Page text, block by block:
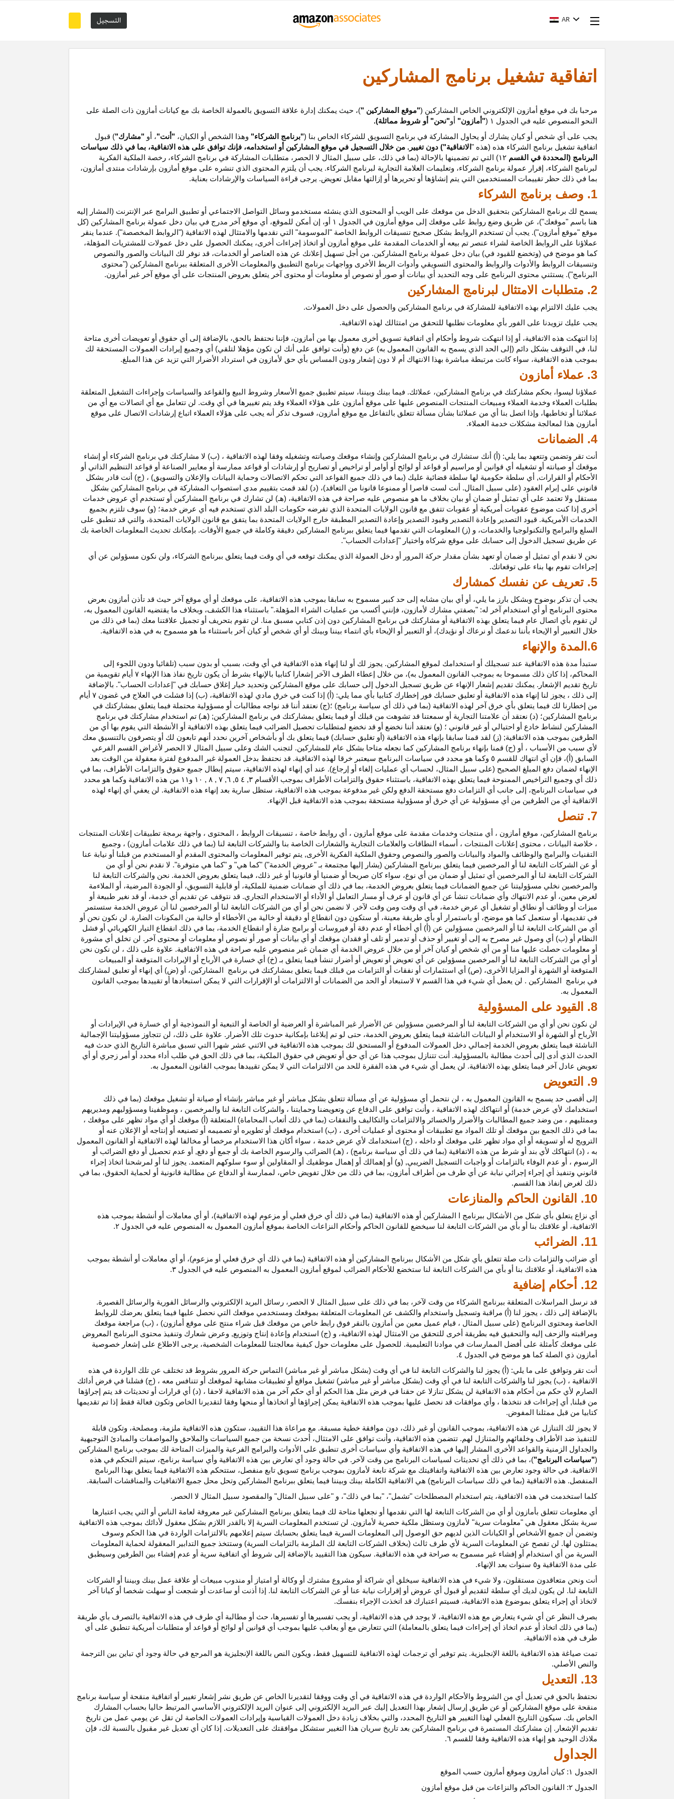
التسجيل AR
اتفاقية تشغيل برنامج المشاركين
مرحبا بك في موقع أمازون الإلكتروني الخاص المشاركين ("موقع المشاركين ")، حيث يمكنك إدارة علاقة التسويق بالعمولة الخاصة بك مع كيانات أمازون ذات الصلة على
النحو المنصوص عليه في الجدول ۱ ( "أمازون" أو"نحن" أو شروط مماثلة).
يجب على أي شخص أو كيان يشارك أو يحاول المشاركة في برنامج التسويق للشركاء الخاص بنا ("برنامج الشركاء" وهذا الشخص أو الكيان، "أنت"، أو "مشارك") قبول
اتفاقية تشغيل برنامج الشركاء هذه (هذه " الاتفاقية") دون تغيير. من خلال التسجيل في موقع المشاركين أو استخدامه، فإنك توافق على هذه الاتفاقية، بما في ذلك سياسات
البرنامج (المحددة في القسم ۱۲) التي تم تضمينها بالإحالة (بما في ذلك، على سبيل المثال لا الحصر، متطلبات المشاركة في برنامج الشركاء، رخصة الملكية الفكرية
لبرنامج الشركاء،
إقرار عمولة برنامج الشركاء، وتعليمات العلامة التجارية لبرنامج الشركاء. يجب أن يلتزم المحتوى الذي تنشره على موقع أمازون بإرشادات منتدى أمازون،
بما في ذلك حظر تقييمات المستخدمين التي يتم إنشاؤها أو تحريرها أو إزالتها مقابل تعويض. يرجى قراءة السياسات والإرشادات بعناية.
1. وصف برنامج الشركاء
يسمح لك برنامج المشاركين بتحقيق الدخل من موقعك على الويب أو المحتوى الذي ينشئه مستخدمو وسائل التواصل الاجتماعي أو تطبيق البرامج عبر الإنترنت (المشار إليه
هنا باسم "موقعك")، عن طريق وضع روابط على موقعك إلى موقع أمازون في الجدول ۱ أو، إن أمكن للموقع، أي موقع آخر مدرج في بيان دخل عمولة برنامج المشاركين (كل
موقع "موقع أمازون"). يجب أن تستخدم الروابط بشكل صحيح تنسيقات الروابط الخاصة "الموسومة" التي نقدمها والامتثال لهذه الاتفاقية ("الروابط المخصصة"). عندما ينقر
عملاؤنا على الروابط الخاصة لشراء عنصر تم بيعه أو الخدمات المقدمة على موقع أمازون أو اتخاذ إجراءات أخرى، يمكنك الحصول على دخل عمولات للمشتريات
المؤهلة،
كما هو موضح في (وتخضع للقيود في) بيان دخل عمولة برنامج المشاركين. من أجل تسهيل إعلانك عن هذه العناصر أو
الخدمات، قد نوفر لك البيانات والصور والنصوص
وتنسيقات الروابط والأدوات والروابط والمحتوى التسويقي وأدوات الربط الأخرى وواجهات برنامج التطبيق والمعلومات الأخرى المتعلقة ببرنامج المشاركين ("محتوى
البرنامج"). يستثني محتوى البرنامج على وجه التحديد أي بيانات أو صور أو نصوص أو معلومات أو محتوى آخر يتعلق بعروض المنتجات على أي موقع آخر غير أمازون.
2. متطلبات الامتثال لبرنامج المشاركين
يجب عليك الالتزام بهذه الاتفاقية للمشاركة في برنامج المشاركين والحصول على دخل العمولات.
يجب عليك تزويدنا على الفور بأي معلومات نطلبها للتحقق من امتثالك لهذه الاتفاقية.
إذا انتهكت هذه
الاتفاقية، أو إذا انتهكت شروط وأحكام أي اتفاقية تسويق أخرى معمول بها من أمازون، فإننا نحتفظ بالحق، بالإضافة إلى أي حقوق أو تعويضات أخرى متاحة
لنا، في التوقف بشكل دائم (إلى الحد الذي يسمح به القانون المعمول به) عن دفع (وأنت توافق على أنك لن تكون مؤهلا لتلقي) أي وجميع إيرادات العمولات المستحقة لك
بموجب هذه
الاتفاقية، سواء كانت مرتبطة مباشرة بهذا الانتهاك أم لا دون إشعار ودون المساس بأي حق لأمازون في استرداد الأضرار التي تزيد عن هذا المبلغ.
3. عملاء أمازون
عملاؤنا ليسوا، بحكم مشاركتك في برنامج المشاركين، عملائك. فيما بينك وبيننا، سيتم تطبيق جميع الأسعار وشروط البيع والقواعد والسياسات وإجراءات التشغيل المتعلقة
بطلبات العملاء وخدمة العملاء ومبيعات المنتجات المنصوص عليها على موقع أمازون على هؤلاء العملاء وقد يتم تغييرها في أي وقت. لن تتعامل مع أي اتصالات مع أي من
عملائنا أو تخاطبها، وإذا اتصل بنا أي من عملائنا بشأن مسألة تتعلق بالتفاعل مع موقع أمازون، فسوف تذكر أنه يجب على هؤلاء العملاء اتباع إرشادات الاتصال على موقع
أمازون هذا لمعالجة مشكلات خدمة العملاء.
4. الضمانات
أنت تقر وتضمن وتتعهد بما يلي: (أ) أنك ستشارك في برنامج المشاركين وإنشاء موقعك وصيانته وتشغيله وفقا لهذه الاتفاقية ، (ب) لا مشاركتك في برنامج الشركاء أو إنشاء
موقعك أو صيانته أو تشغيله أي قوانين أو مراسيم أو قواعد أو لوائح أو أوامر أو تراخيص أو تصاريح أو إرشادات أو قواعد ممارسة أو معايير الصناعة أو قواعد التنظيم الذاتي أو
الأحكام أو القرارات, أي سلطة حكومية لها سلطة قضائية عليك (بما في ذلك جميع القواعد التي تحكم الاتصالات وحماية البيانات والإعلان والتسويق) ، (ج) أنت قادر بشكل
قانوني على إبرام العقود (على سبيل المثال. أنت لست قاصرا أو ممنوعا قانونا من التعاقد)، (د) لقد قمت بتقييم مدى استصواب
المشاركة في برنامج المشاركين بشكل
مستقل ولا تعتمد على أي تمثيل أو ضمان أو بيان بخلاف ما هو منصوص عليه صراحة في هذه الاتفاقية، (هـ) لن تشارك في برنامج المشاركين أو تستخدم أي عروض خدمات
أخرى إذا كنت موضوع عقوبات أمريكية أو عقوبات تتفق مع قانون الولايات المتحدة الذي تفرضه حكومات البلد الذي تستخدم فيه أي عرض خدمة؛ (و) سوف تلتزم بجميع
الخدمات الأمريكية. قيود التصدير وإعادة التصدير وقيود التصدير وإعادة التصدير المطبقة خارج الولايات المتحدة بما يتفق مع قانون الولايات المتحدة، والتي قد تنطبق على
السلع والبرامج والتكنولوجيا والخدمات، و (ز) المعلومات التي تقدمها فيما يتعلق ببرنامج المشاركين دقيقة وكاملة في جميع الأوقات. بإمكانك تحديث المعلومات الخاصة بك
عن طريق تسجيل الدخول إلى حسابك على موقع شركاه واختيار "إعدادات الحساب".
نحن لا نقدم أي تمثيل أو ضمان أو تعهد بشأن مقدار حركة المرور أو دخل العمولة الذي يمكنك توقعه في أي وقت فيما يتعلق ببرنامج الشركاء، ولن نكون مسؤولين عن أي
إجراءات تقوم بها بناء على توقعاتك.
5. تعريف عن نفسك كمشارك
يجب أن تذكر بوضوح وبشكل بارز ما يلي، أو أي بيان مشابه إلى حد كبير مسموح به سابقا بموجب هذه الاتفاقية، على موقعك أو أي موقع آخر حيث قد تأذن أمازون بعرض
محتوى البرنامج أو أي استخدام آخر له: "بصفتي مشارك لأمازون، فإنني أكسب من عمليات الشراء المؤهلة." باستثناء هذا الكشف، وبخلاف ما يقتضيه القانون المعمول به،
لن تقوم بأي اتصال عام فيما يتعلق بهذه الاتفاقية أو مشاركتك في برنامج المشاركين دون إذن كتابي مسبق منا. لن تقوم بتحريف أو تجميل علاقتنا معك (بما في ذلك من
خلال التعبير أو الإيحاء بأننا ندعمك أو نرعاك أو نؤيدك)، أو التعبير أو الإيحاء بأي انتماء بيننا وبينك أو أي شخص أو كيان آخر باستثناء ما هو مسموح به في هذه الاتفاقية.
6.المدة والإنهاء
ستبدأ مدة هذه الاتفاقية عند تسجيلك أو استخدامك لموقع المشاركين. يجوز لك أو لنا إنهاء هذه الاتفاقية في أي وقت، بسبب أو بدون سبب (تلقائيا ودون اللجوء إلى
المحاكم، إذا كان ذلك مسموحا به بموجب القانون المعمول به)، من خلال إعطاء الطرف الآخر إشعارا كتابيا بالإنهاء بشرط أن يكون تاريخ نفاذ هذا الإنهاء ۷ أيام تقويمية من
تاريخ تقديم الإشعار. يمكنك تقديم إشعار الإنهاء عن طريق تسجيل الدخول إلى حسابك على موقع المشاركين وتحديد خيار إغلاق حسابك في "إعدادات الحساب". بالإضافة
إلى ذلك ، يجوز لنا إنهاء هذه الاتفاقية أو تعليق حسابك فور إخطارك كتابيا بأي مما يلي: (أ) إذا كنت في خرق مادي لهذه الاتفاقية، (ب) إذا فشلت في العلاج في غضون ۷ أيام
من إخطارنا لك فيما يتعلق بأي خرق آخر لهذه الاتفاقية (بما في ذلك أي سياسة برنامج) ؛(ج) نعتقد أننا قد نواجه مطالبات أو مسؤولية محتملة فيما يتعلق بمشاركتك في
برنامج المشاركين؛ (د) نعتقد أن علامتنا التجارية أو سمعتنا قد تشوهت من قبلك أو فيما يتعلق بمشاركتك في برنامج المشاركين; (هـ) تم استخدام مشاركتك في برنامج
المشاركين لنشاط خادع أو احتيالي أو غير قانوني ؛ (و) نعتقد أننا نخضع أو قد نخضع لمتطلبات تحصيل الضرائب فيما يتعلق بهذه الاتفاقية أو الأنشطة التي يقوم بها أي من
الطرفين بموجب هذه الاتفاقية; (ز) لقد قمنا سابقا بإنهاء هذه الاتفاقية (أو تغليق حسابك) فيما يتعلق بك أو بأشخاص آخرين نحدد أنهم تابعون لك أو يتصرفون بالتنسيق معك
لأي سبب من الأسباب ، أو (ح) قمنا بإنهاء برنامج المشاركين كما نجعله متاحا بشكل عام للمشاركين. لتجنب الشك وعلى سبيل المثال لا الحصر لأغراض القسم الفرعي
السابق (أ)، فإن أي انتهاك للقسم ٥ وكما هو محدد في سياسات البرنامج سيعتبر خرقا لهذه الاتفاقية. قد نحتفظ بدخل العمولة غير المدفوع لفترة معقولة من الوقت بعد
الإنهاء لضمان دفع المبلغ الصحيح (على سبيل المثال، لحساب أي عمليات إلغاء أو إرجاع). عند أي إنهاء لهذه
الاتفاقية، سيتم إبطال جميع حقوق والتزامات الأطراف، بما في
ذلك أي وجميع التراخيص الممنوحة فيما يتعلق بهذه
الاتفاقية، باستثناء حقوق والتزامات الأطراف بموجب الأقسام ۳, ٤ ٥, ٦, ۷ , ۸ , ۱۰ و۱۱ من هذه الاتفاقية وكما هو محدد
في سياسات البرنامج، إلى جانب أي التزامات دفع مستحقة
الدفع ولكن غير مدفوعة بموجب هذه الاتفاقية، ستظل سارية بعد إنهاء هذه الاتفاقية. لن يعفي أي إنهاء لهذه
الاتفاقية أي من الطرفين من أي مسؤولية عن أي خرق أو مسؤولية مستحقة بموجب هذه الاتفاقية قبل الإنهاء.
7. تنصل
برنامج المشاركين، موقع أمازون ، أي منتجات وخدمات مقدمة على موقع أمازون ، أي روابط خاصة ، تنسيقات الروابط ، المحتوى ، واجهة برمجة تطبيقات إعلانات المنتجات
، خلاصة البيانات ، محتوى إعلانات المنتجات ، أسماء النطاقات والعلامات التجارية والشعارات الخاصة بنا والشركات التابعة لنا (بما في ذلك علامات أمازون) ، وجميع
التقنيات والبرامج والوظائف والمواد والبيانات والصور والنصوص وحقوق الملكية الفكرية الأخرى, يتم توفير المعلومات والمحتوى المقدم أو المستخدم من قبلنا أو نيابة عنا
أو عن الشركات التابعة لنا أو المرخصين فيما يتعلق ببرنامج المشاركين (يشار إليها مجتمعة بـ "عروض الخدمة") "كما هي" و "كما هي متوفرة". لا نقدم نحن أو أي من
الشركات التابعة لنا أو المرخصين أي تمثيل أو ضمان من أي نوع، سواء كان صريحا أو ضمنيا أو قانونيا أو غير ذلك، فيما يتعلق بعروض الخدمة. نحن والشركات التابعة لنا
والمرخصين نخلي مسؤوليتنا عن جميع الضمانات فيما يتعلق بعروض الخدمة، بما في ذلك أي ضمانات ضمنية للملكية، أو قابلية التسويق، أو الجودة المرضية، أو الملاءمة
لغرض معين، أو عدم الانتهاك وأي ضمانات تنشأ عن أي قانون أو عرف أو مسار التعامل أو الأداء أو الاستخدام التجاري. قد نتوقف عن تقديم أي خدمة، أو قد نغير طبيعة أو
ميزات أو وظائف أو نطاق أو تشغيل أي عرض خدمة، في أي وقت ومن وقت لآخر. لا نضمن نحن أو أي من الشركات التابعة لنا أو المرخصين لنا أن عروض الخدمة ستستمر
في تقديمها، أو ستعمل كما هو موضح، أو باستمرار أو بأي طريقة معينة، أو ستكون دون انقطاع أو دقيقة أو خالية من الأخطاء أو خالية من المكونات الضارة. لن نكون نحن أو
أي من الشركات التابعة لنا أو المرخصين مسؤولين عن (أ) أي أخطاء أو عدم دقة أو فيروسات أو برامج ضارة أو انقطاع الخدمة، بما في ذلك انقطاع
التيار الكهربائي أو فشل
النظام أو (ب) أي وصول غير مصرح به إلى أو تغيير أو حذف أو تدمير أو تلف أو فقدان موقعك أو أي بيانات أو صور أو نصوص أو معلومات أو محتوى آخر. لن تخلق أي مشورة
أو معلومات حصلت عليها منا أو من أي شخص أو كيان آخر أو من خلال عروض الخدمة أي ضمان غير منصوص عليه صراحة في هذه الاتفاقية. علاوة على ذلك ، لن نكون نحن
أو أي من الشركات التابعة لنا أو المرخصين مسؤولين عن أي تعويض أو تعويض أو أضرار تنشأ فيما يتعلق بـ (خ) أي خسارة في
الأرباح أو الإيرادات المتوقعة أو المبيعات
المتوقعة أو الشهرة أو المزايا
الأخرى، (ص) أي استثمارات أو نفقات أو التزامات من قبلك فيما يتعلق بمشاركتك في برنامج المشاركين، أو (ض) أي إنهاء أو تعليق لمشاركتك
في برنامج المشاركين . لن يعمل أي شيء في هذا القسم ۷ لاستبعاد أو الحد من الضمانات أو الالتزامات أو الإقرارات التي لا يمكن استبعادها أو تقييدها بموجب القانون
المعمول به.
8. القيود على المسؤولية
لن نكون نحن أو أي من الشركات التابعة لنا أو المرخصين مسؤولين عن الأضرار غير المباشرة أو العرضية أو الخاصة أو التبعية أو النموذجية أو أي خسارة في الإيرادات أو
الأرباح أو الشهرة أو الاستخدام أو البيانات الناشئة فيما يتعلق بعروض الخدمة، حتى لو تم إبلاغنا بإمكانية حدوث تلك الأضرار. علاوة على ذلك، لن تتجاوز مسؤوليتنا الإجمالية
الناشئة فيما يتعلق بعروض الخدمة إجمالي دخل العمولات المدفوع أو المستحق لك بموجب هذه الاتفاقية في الاثني عشر شهرا التي تسبق مباشرة التاريخ الذي حدث فيه
الحدث الذي أدى إلى أحدث مطالبة بالمسؤولية. أنت تتنازل بموجب هذا عن أي حق أو تعويض في حقوق الملكية، بما في ذلك الحق في طلب أداء محدد أو أمر زجري أو أي
تعويض عادل آخر فيما يتعلق بهذه الاتفاقية. لن يعمل أي شيء في هذه الفقرة للحد من الالتزامات التي لا يمكن تقييدها بموجب القانون المعمول به.
9. التعويض
إلى أقصى حد يسمح به القانون المعمول به ، لن نتحمل أي مسؤولية عن أي مسألة تتعلق بشكل مباشر أو غير مباشر بإنشاء أو صيانة أو تشغيل موقعك (بما في ذلك
استخدامك لأي عرض خدمة) أو انتهاكك لهذه الاتفاقية ، وأنت توافق على الدفاع عن وتعويضنا وحمايتنا ، والشركات التابعة لنا والمرخصين ، وموظفينا ومسؤوليهم ومديريهم
وممثليهم ، من وضد جميع المطالبات والأضرار والخسائر والالتزامات والتكاليف والنفقات (بما في ذلك أتعاب المحاماة) المتعلقة (أ) موقعك أو أي مواد تظهر على موقعك ،
بما في ذلك الجمع بين موقعك أو تلك المواد مع تطبيقات أو محتوى أو عمليات أخرى ، (ب) استخدام موقعك أو تطويره أو تصميمه أو تصنيعه أو إنتاجه أو الإعلان عنه أو
الترويج له أو تسويقه أو أي مواد تظهر على موقعك أو داخله ، (ج) استخدامك لأي عرض خدمة ، سواء أكان هذا الاستخدام مرخصا أو مخالفا لهذه الاتفاقية أو القانون المعمول
به ، (د) انتهاكك لأي بند أو شرط من هذه الاتفاقية (بما في ذلك أي سياسة برنامج) ، (هـ) الضرائب والرسوم الخاصة بك أو جمع أو دفع, أو عدم تحصيل أو دفع الضرائب أو
الرسوم ، أو عدم الوفاء بالتزامات أو واجبات التسجيل الضريبي, (و) أو إهمالك أو إهمال موظفيك أو المقاولين أو سوء سلوكهم المتعمد. يجوز لنا أو لمرشحنا اتخاذ إجراء
قانوني وتنفيذ أي إجراء إجرائي نيابة عن أي طرف من أطراف أمازون، بما في ذلك من خلال تفويض خاص، لممارسة أو الدفاع عن مطالبة قانونية أو لحماية الحقوق، بما في
ذلك لغرض إنفاذ هذا القسم.
10. القانون الحاكم والمنازعات
أي نزاع يتعلق بأي شكل من الأشكال ببرنامج ا المشاركين أو هذه الاتفاقية (بما في ذلك أي خرق فعلي أو مزعوم لهذه الاتفاقية)، أو أي معاملات أو أنشطة بموجب هذه
الاتفاقية، أو علاقتك بنا أو بأي من الشركات التابعة لنا سيخضع للقانون الحاكم وأحكام النزاعات الخاصة بموقع أمازون المعمول به المنصوص عليه في الجدول ۲.
11. الضرائب
أي ضرائب والتزامات ذات صلة تتعلق بأي شكل من الأشكال ببرنامج المشاركين أو هذه الاتفاقية (بما في ذلك أي خرق فعلي أو مزعوم)، أو أي معاملات أو أنشطة بموجب
هذه الاتفاقية، أو علاقتك بنا أو بأي من الشركات التابعة لنا ستخضع للأحكام الضرائب لموقع أمازون المعمول به المنصوص عليه في الجدول ۳.
12. أحكام إضافية
قد نرسل المراسلات المتعلقة ببرنامج الشركاء من وقت لآخر، بما في ذلك على سبيل المثال لا الحصر، رسائل البريد الإلكتروني والرسائل الفورية والرسائل القصيرة.
بالإضافة إلى ذلك ، يجوز لنا (أ) مراقبة وتسجيل واستخدام والكشف عن المعلومات المتعلقة بموقعك ومستخدمي موقعك التي نحصل عليها فيما يتعلق بعرضك للروابط
الخاصة ومحتوى البرنامج (على سبيل المثال ، قيام عميل معين من أمازون بالنقر فوق رابط خاص من موقعك قبل شراء منتج على موقع أمازون) ، (ب) مراجعة موقعك
ومراقبته والزحف إليه والتحقيق فيه بطريقة أخرى للتحقق من الامتثال لهذه الاتفاقية، و (ج) استخدام وإعادة إنتاج وتوزيع, وعرض شعارك وتنفيذ محتوى البرنامج المعروض
على موقعك كأمثلة على أفضل الممارسات في موادنا التعليمية. للحصول على معلومات حول كيفية معالجتنا للمعلومات الشخصية، يرجى الاطلاع على إشعار خصوصية
أمازون ذي الصلة كما هو موضح في الجدول ٤.
أنت تقر وتوافق على ما يلي: (أ) يجوز لنا والشركات التابعة لنا في أي وقت (بشكل مباشر أو غير مباشر) التماس حركة المرور بشروط قد تختلف عن تلك الواردة في هذه
الاتفاقية ، (ب) يجوز لنا والشركات التابعة لنا في أي وقت (بشكل مباشر أو غير مباشر) تشغيل مواقع أو تطبيقات مشابهة لموقعك أو تتنافس معه ، (ج) فشلنا في فرض أدائك
الصارم لأي حكم من أحكام هذه الاتفاقية لن يشكل تنازلا عن حقنا في فرض مثل هذا الحكم أو أي حكم آخر من هذه الاتفاقية لاحقا ، (د) أي قرارات أو تحديثات قد يتم إجراؤها
من قبلنا, أي إجراءات قد نتخذها ، وأي موافقات قد نحصل عليها بموجب هذه الاتفاقية يمكن إجراؤها أو اتخاذها أو منحها وفقا لتقديرنا الخاص وتكون فعالة فقط إذا تم تقديمها
كتابيا من قبل ممثلنا المفوض.
لا يجوز لك التنازل عن هذه الاتفاقية، بموجب القانون أو غير ذلك، دون موافقة خطية مسبقة. مع مراعاة هذا التقييد، ستكون هذه الاتفاقية ملزمة، ومصلحة، وتكون قابلة
للتنفيذ ضد الأطراف وخلفائهم والمتنازل لهم. تتضمن هذه الاتفاقية، وأنت توافق على الامتثال، أحدث نسخة من جميع السياسات والملاحق والمواصفات والمبادئ التوجيهية
والجداول الزمنية والقواعد الأخرى المشار إليها في هذه الاتفاقية وأي سياسات أخرى تنطبق على الأدوات والبرامج الفرعية والميزات المتاحة لك بموجب برنامج المشاركين
("سياسات البرنامج")، بما في ذلك أي تحديثات لسياسات البرنامج من وقت لآخر. في حالة وجود أي تعارض بين هذه الاتفاقية وأي سياسة برنامج، سيتم التحكم في هذه
الاتفاقية. في حالة وجود تعارض بين هذه الاتفاقية واتفاقيتك مع شركة تابعة لأمازون بموجب برنامج تسويق تابع منفصل، ستتحكم هذه الاتفاقية فيما يتعلق بهذا البرنامج
المنفصل. هذه الاتفاقية (بما في ذلك سياسات البرنامج) هي الاتفاقية الكاملة بينك وبيننا فيما يتعلق ببرنامج المشاركين وتحل محل جميع الاتفاقيات والمناقشات السابقة.
كلما استخدمت في هذه الاتفاقية، يتم استخدام المصطلحات "تشمل"، "بما في ذلك"، و "على سبيل المثال" والمقصود سبيل المثال لا الحصر.
أي معلومات تتعلق بأمازون أو أي من الشركات التابعة لها التي نقدمها أو نجعلها متاحة لك فيما يتعلق ببرنامج المشاركين غير معروفة لعامة الناس أو التي يجب اعتبارها
سرية بشكل معقول هي "معلومات سرية" لأمازون وستظل ملكية حصرية لأمازون. لن تستخدم المعلومات السرية إلا بالقدر اللازم بشكل معقول لأدائك بموجب هذه الاتفاقية
وتضمن أن جميع الأشخاص أو الكيانات الذين لديهم حق الوصول إلى المعلومات السرية فيما يتعلق بحسابك سيتم إعلامهم بالالتزامات الواردة في هذا الحكم وسوف
يمتثلون لها. لن تفصح عن المعلومات السرية لأي طرف ثالث (بخلاف الشركات التابعة لك الملزمة بالتزامات السرية) وستتخذ جميع التدابير المعقولة لحماية المعلومات
السرية من أي استخدام أو إفشاء غير مسموح به صراحة في هذه الاتفاقية. سيكون هذا التقييد بالإضافة إلى شروط أي اتفاقية سرية أو عدم إفشاء بين الطرفين وسيطبق
على مدة الاتفاقية و٥ سنوات بعد الإنهاء.
أنت ونحن متعاقدون مستقلون، ولا شيء في هذه الاتفاقية سيخلق أي شراكة أو مشروع مشترك أو وكالة أو امتياز أو مندوب مبيعات أو علاقة عمل بينك وبيننا أو الشركات
التابعة لنا. لن يكون لديك أي سلطة لتقديم أو قبول أي عروض أو إقرارات نيابة عنا أو عن الشركات التابعة لنا. إذا أذنت أو ساعدت أو شجعت أو سهلت شخصا أو كيانا آخر
لاتخاذ أي إجراء يتعلق بموضوع هذه
الاتفاقية، فسيتم اعتبارك قد اتخذت الإجراء بنفسك.
بصرف النظر عن أي شيء يتعارض مع هذه
الاتفاقية، لا يوجد في هذه الاتفاقية، أو يجب تفسيرها أو تفسيرها، حث أو مطالبة أي طرف في هذه الاتفاقية بالتصرف بأي طريقة
(بما في ذلك اتخاذ أو عدم اتخاذ أي إجراءات فيما يتعلق بالمعاملة) التي تتعارض مع أو يعاقب عليها بموجب أي قوانين أو لوائح أو قواعد أو متطلبات أمريكية تنطبق على أي
طرف في هذه الاتفاقية.
تمت صياغة هذه الاتفاقية باللغة الإنجليزية. يتم توفير أي ترجمات لهذه الاتفاقية للتسهيل فقط، ويكون النص باللغة الإنجليزية هو المرجع في حالة وجود أي تباين بين
الترجمة
والنص
الأصلي.
13. التعديل
نحتفظ بالحق في تعديل أي من الشروط والأحكام الواردة في هذه الاتفاقية في أي وقت ووفقا لتقديرنا الخاص عن طريق نشر إشعار تغيير أو اتفاقية منقحة أو سياسة برنامج
منقحة على موقع المشاركين أو عن طريق إرسال إشعار بهذا التعديل إليك عبر البريد الإلكتروني إلى عنوان البريد الإلكتروني الأساسي المرتبط حاليا بحساب المشارك
الخاص بك. سيكون التاريخ الفعلي لهذا التغيير هو التاريخ
المحدد، والتي بخلاف زيادة دخل العمولات القياسية وإيرادات العمولات الخاصة لن تقل عن يومي عمل من تاريخ
تقديم الإشعار. إن مشاركتك المستمرة في برنامج المشاركين بعد تاريخ سريان هذا التغيير ستشكل موافقتك على التعديلات. إذا كان أي تعديل غير مقبول بالنسبة لك، فإن
ملاذك الوحيد هو إنهاء هذه الاتفاقية وفقا للقسم ٦.
الجداول
الجدول ۱:
كيان أمازون وموقع أمازون حسب الموقع
الجدول ۲: القانون الحاكم والنزاعات من قبل موقع أمازون